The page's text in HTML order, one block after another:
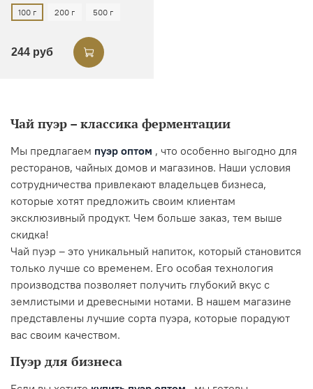
100 г 200 г 500 г
244 руб
Чай пуэр – классика ферментации
Мы предлагаем пуэр оптом , что особенно выгодно для
ресторанов, чайных домов и магазинов. Наши условия
сотрудничества привлекают владельцев бизнеса,
которые хотят предложить своим клиентам
эксклюзивный продукт. Чем больше заказ, тем выше
скидка!
Чай пуэр – это уникальный напиток, который становится
только лучше со временем. Его особая технология
производства позволяет получить глубокий вкус с
землистыми и древесными нотами. В нашем магазине
представлены лучшие сорта пуэра, которые порадуют
вас своим качеством.
Пуэр для бизнеса